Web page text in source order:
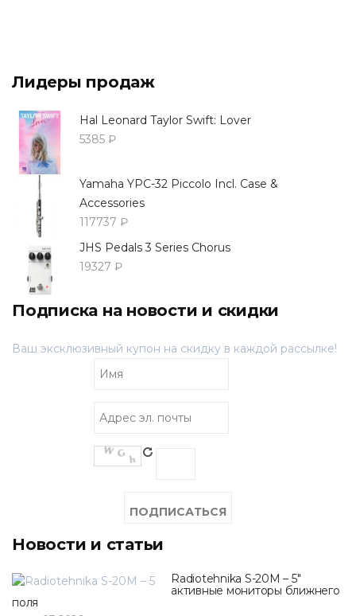
Лидеры продаж
Hal Leonard Taylor Swift: Lover
5385 ₽
Yamaha YPC-32 Piccolo Incl. Case &
Accessories
117737 ₽
JHS Pedals 3 Series Chorus
19327 ₽
Подписка на новости и скидки
Ваш эксклюзивный купон на скидку в каждой рассылке!
Новости и статьи
Radiotehnika S-20M – 5"
активные мониторы ближнего
поля